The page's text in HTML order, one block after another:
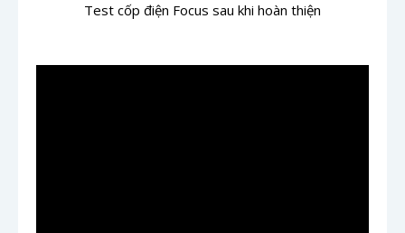
Test cốp điện Focus sau khi hoàn thiện